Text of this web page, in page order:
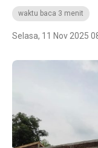
waktu baca 3 menit
Selasa, 11 Nov 2025